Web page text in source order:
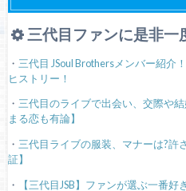
三代目ファンに是非一
・ 三代目 JSoul Brothersメンバー紹介
ヒストリー！
・ 三代目のライブで出会い、交際や
まる恋も有論】
・ 三代目ライブの服装、マナーは?許
証】
・
【三代目JSB】ファンが選ぶ一番